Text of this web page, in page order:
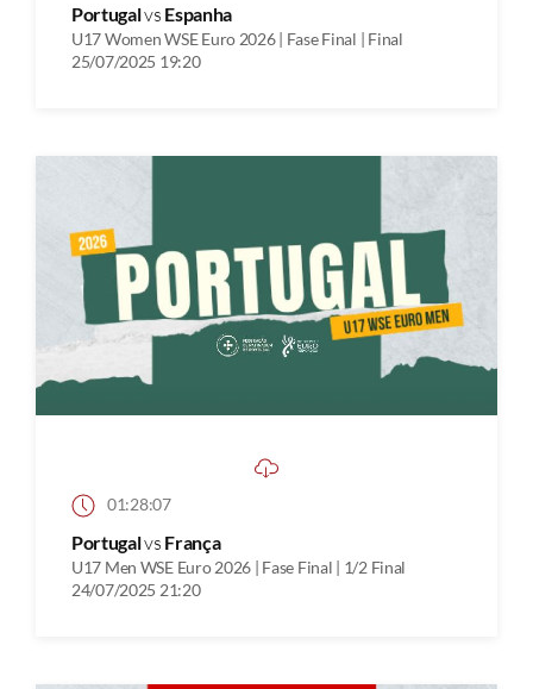
Portugalvs Espanha
U17 Women WSE Euro 2026 | Fase Final | Final
25/07/2025 19:20
01:28:07
Portugalvs França
U17 Men WSE Euro 2026 | Fase Final | 1/2 Final
24/07/2025 21:20